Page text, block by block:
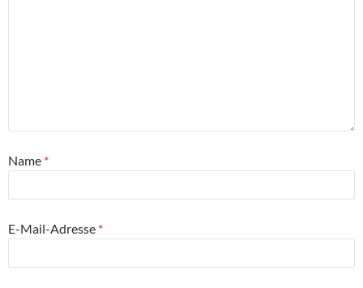
Name *
E-Mail-Adresse *